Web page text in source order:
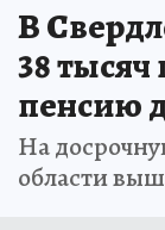
В
38
пенсию
На
области